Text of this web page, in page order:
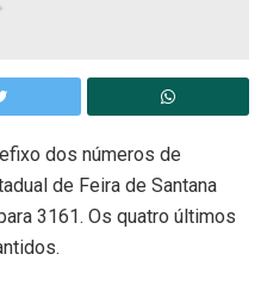
dos números de
de Feira de Santana
3161. Os quatro últimos